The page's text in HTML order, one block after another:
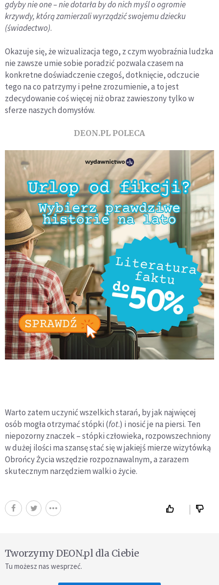
gdyby nie one – nie dotarła by do nich myśl o ogromie
krzywdy, którą zamierzali wyrządzić swojemu dziecku
(świadectwo).
Okazuje się, że wizualizacja tego, z czym wyobraźnia ludzka
nie zawsze umie sobie poradzić pozwala czasem na
konkretne doświadczenie czegoś, dotknięcie, odczucie
tego na co patrzymy i pełne zrozumienie, a to jest
zdecydowanie coś więcej niż obraz zawieszony tylko w
sferze naszych domysłów.
DEON.PL POLECA
Warto zatem uczynić wszelkich starań, by jak najwięcej
osób mogła otrzymać stópki (fot.) i nosić je na piersi. Ten
niepozorny znaczek – stópki człowieka, rozpowszechniony
w dużej ilości ma szansę stać się w jakiejś mierze wizytówką
Obrońcy Życia wszędzie rozpoznawalnym, a zarazem
skutecznym narzędziem walki o życie.
Tworzymy DEON.pl dla Ciebie
Tu możesz nas wesprzeć.